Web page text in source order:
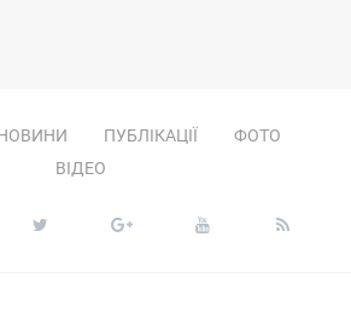
ПУБЛІКАЦІЇ
ФОТО
ВІДЕО